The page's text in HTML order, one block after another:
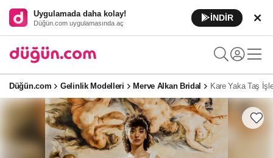
Uygulamada daha kolay!
Düğün.com uygulamasında aç
İNDİR
Düğün.com Gelinlik Modelleri Merve Alkan Bridal Kare Yaka Taş